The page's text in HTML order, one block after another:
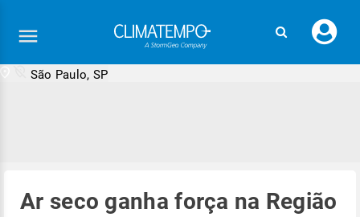
seu
São Paulo, SP
Ar seco ganha força na Região